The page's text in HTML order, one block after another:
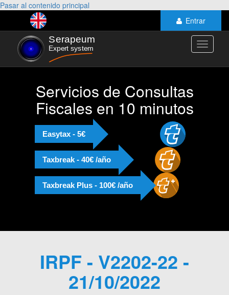
Pasar al contenido principal
Entrar
Toggle
Servicios de Consultas
Fiscales en 10 minutos
Easytax - 5€
Taxbreak - 40€ /año
Taxbreak Plus - 100€ /año
IRPF - V2202-22 -
21/10/2022